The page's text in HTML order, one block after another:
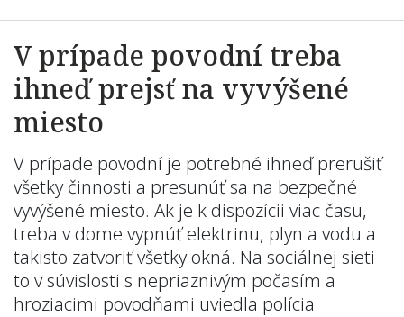
V prípade povodní treba
ihneď prejsť na vyvýšené
miesto
V prípade povodní je potrebné ihneď prerušiť
všetky činnosti a presunúť sa na bezpečné
vyvýšené miesto. Ak je k dispozícii viac času,
treba v dome vypnúť elektrinu, plyn a vodu a
takisto zatvoriť všetky okná. Na sociálnej sieti
to v súvislosti s nepriaznivým počasím a
hroziacimi povodňami uviedla polícia